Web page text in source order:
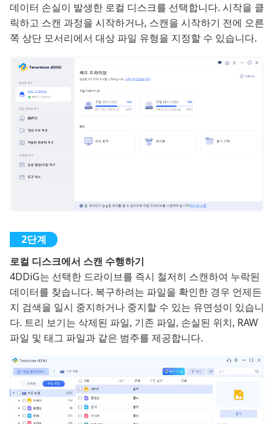
데이터 손실이 발생한 로컬 디스크를 선택합니다. 시작을 클
릭하고 스캔 과정을 시작하거나, 스캔을 시작하기 전에 오른
쪽 상단 모서리에서 대상 파일 유형을 지정할 수 있습니다.
로컬 디스크에서 스캔 수행하기
4DDiG는 선택한 드라이브를 즉시 철저히 스캔하여 누락된
데이터를 찾습니다. 복구하려는 파일을 확인한 경우 언제든
지 검색을 일시 중지하거나 중지할 수 있는 유연성이 있습니
다. 트리 보기는 삭제된 파일, 기존 파일, 손실된 위치, RAW
파일 및 태그 파일과 같은 범주를 제공합니다.